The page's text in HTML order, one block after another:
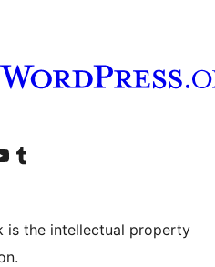
LinkedIn
de TikTok
el nostre canal al YouTube
Visiteu el nostre compte de Tumblr
is the intellectual property